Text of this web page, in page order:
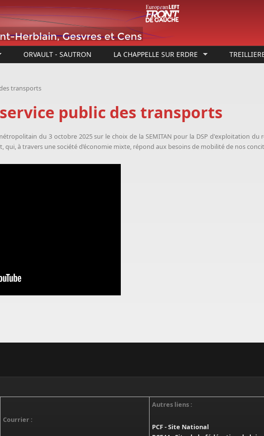
ORVAULT - SAUTRON LA CHAPPELLE SUR ERDRE
transports
public des transports
du 3 octobre 2025 sur le choix de la SEMITAN pour la DSP d'exploitation du
qui, à travers une société d’économie mixte, répond aux besoins de mobilité de nos
Courrier :
Autres liens :
PCF - Site National